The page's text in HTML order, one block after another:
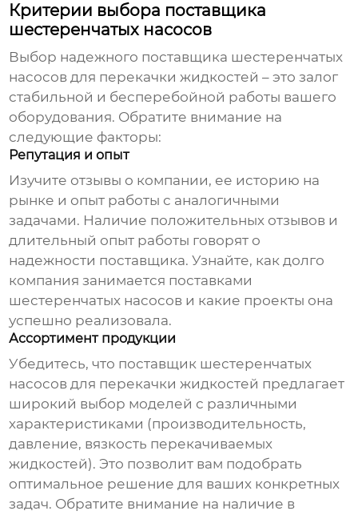
Критерии выбора поставщика
шестеренчатых насосов
Выбор надежного поставщика шестеренчатых
насосов для перекачки жидкостей – это залог
стабильной и бесперебойной работы вашего
оборудования. Обратите внимание на
следующие факторы:
Репутация и опыт
Изучите отзывы о компании, ее историю на
рынке и опыт работы с аналогичными
задачами. Наличие положительных отзывов и
длительный опыт работы говорят о
надежности поставщика. Узнайте, как долго
компания занимается поставками
шестеренчатых насосов и какие проекты она
успешно реализовала.
Ассортимент продукции
Убедитесь, что поставщик шестеренчатых
насосов для перекачки жидкостей предлагает
широкий выбор моделей с различными
характеристиками (производительность,
давление, вязкость перекачиваемых
жидкостей). Это позволит вам подобрать
оптимальное решение для ваших конкретных
задач. Обратите внимание на наличие в